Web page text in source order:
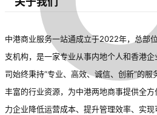
中港商业服务一站通成立于2022年，总部
支机构，是一家专业从事内地个人和香港
司始终秉持“专业、高效、诚信、创新”的
丰富的行业资源，为中港两地商事提供全
力企业降低运营成本、提升管理效率、实现